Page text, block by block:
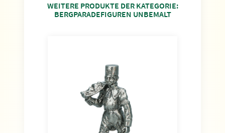
WEITERE PRODUKTE DER KATEGORIE:
BERGPARADEFIGUREN UNBEMALT